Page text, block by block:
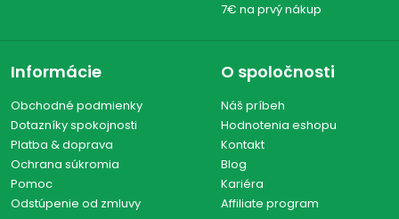
7€ na prvý nákup
Informácie
Obchodné podmienky
Dotazníky spokojnosti
Platba & doprava
Ochrana súkromia
Pomoc
Odstúpenie od zmluvy
O spoločnosti
Náš príbeh
Hodnotenia eshopu
Kontakt
Blog
Kariéra
Affiliate program